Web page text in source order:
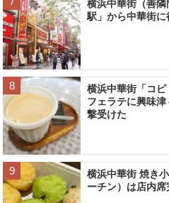
横浜中華街（善隣
駅」から中華街に
横浜中華街「コ
フェラテに興味
撃受けた
横浜中華街 焼き
ーチン）は店内席